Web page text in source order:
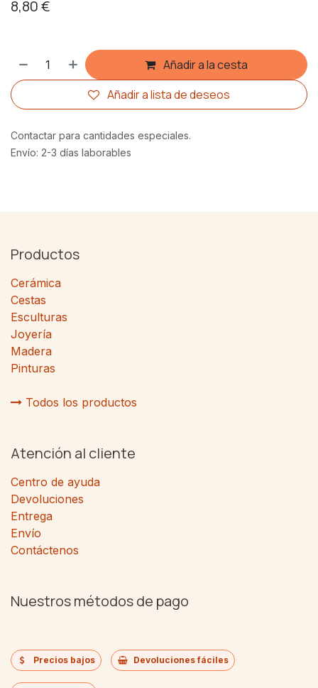
8,80€
Añadir a la cesta
Añadir a lista de deseos
Contactar para cantidades especiales.
Envío: 2-3 días laborables
Productos
Cerámica
Cestas
Esculturas
Joyería
Madera
Pinturas
Todos los productos
Atención al cliente
Centro de ayuda
Devoluciones
Entrega
Envío
Contáctenos
Nuestros métodos de pago
Precios bajos Devoluciones fáciles